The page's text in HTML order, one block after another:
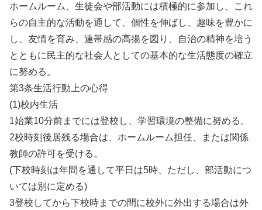
ホームルーム、生徒会や部活動には積極的に参加し、これ
らの自主的な活動を通して、個性を伸ばし、趣味を豊かに
し、友情を育み、連帯感の高揚を図り、自治の精神を培う
とともに民主的な社会人としての基本的な生活態度の確立
に努める。
第3条生活行動上の心得
(1)校内生活
1始業10分前までには登校し、学習環境の整備に努める。
2校時刻後居残る場合は、ホームルーム担任、または関係
教師の許可を受ける。
(下校時刻は年間を通して平日は5時、ただし、部活動につ
いては別に定める)
3登校してから下校時までの間に校外に外出する場合は外